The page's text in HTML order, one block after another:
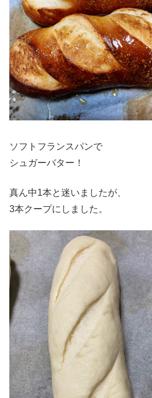
ソフトフランスパンで
シュガーバター！
真ん中1本と迷いましたが、
3本クープにしました。